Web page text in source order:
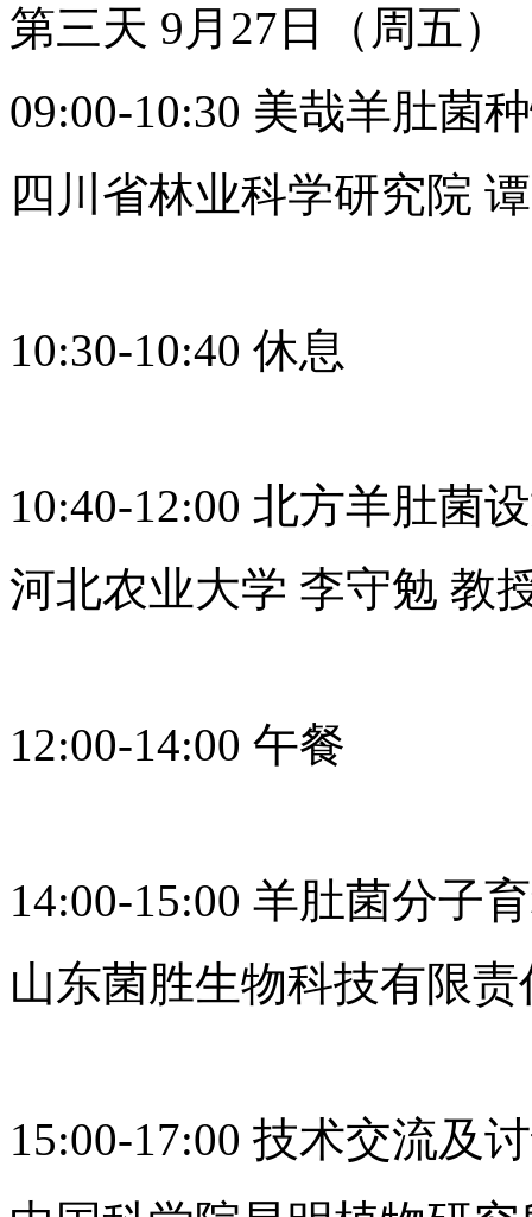
第三天 9月27日（周五）
09:00-10:30 美哉羊肚
四川省林业科学研究院
10:30-10:40 休息
10:40-12:00 北方羊肚菌
河北农业大学 李守勉 教
12:00-14:00 午餐
14:00-15:00 羊肚菌分子
山东菌胜生物科技有限
15:00-17:00 技术交流及